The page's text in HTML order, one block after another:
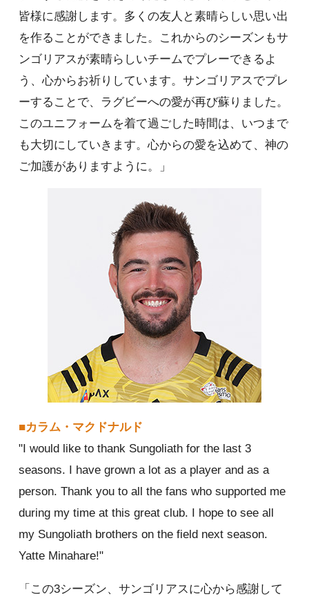
皆様に感謝します。多くの友人と素晴らしい思い出
を作ることができました。これからのシーズンもサ
ンゴリアスが素晴らしいチームでプレーできるよ
う、心からお祈りしています。サンゴリアスでプレ
ーすることで、ラグビーへの愛が再び蘇りました。
このユニフォームを着て過ごした時間は、いつまで
も大切にしていきます。心からの愛を込めて、神の
ご加護がありますように。」
■カラム・マクドナルド
"I would like to thank Sungoliath for the last 3
seasons. I have grown a lot as a player and as a
person. Thank you to all the fans who supported me
during my time at this great club. I hope to see all
my Sungoliath brothers on the field next season.
Yatte Minahare!"
「この3シーズン、サンゴリアスに心から感謝して